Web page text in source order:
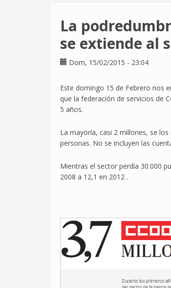
oir
tú
La
se extiende al
Dom, 15/02/2015 - 23:04
Este domingo 15 de Febrero nos
que la federación de servicios de
5 años.
La mayoría, casi 2 millones, se
personas. No se incluyen las
Mientras el sector perdía 30.000
2008 a 12,1 en 2012 .